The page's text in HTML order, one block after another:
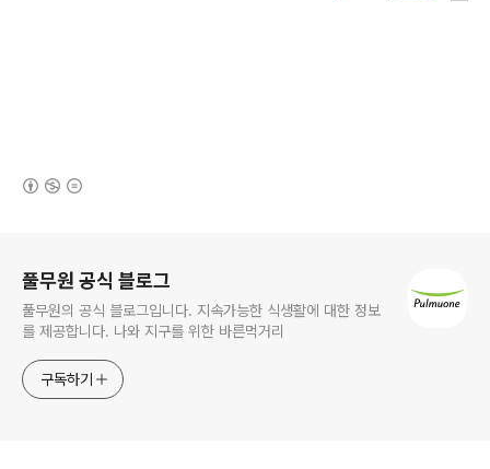
풀무원 공식 블로그
풀무원의 공식 블로그입니다. 지속가능한 식생활에 대한 정보
를 제공합니다. 나와 지구를 위한 바른먹거리
구독하기